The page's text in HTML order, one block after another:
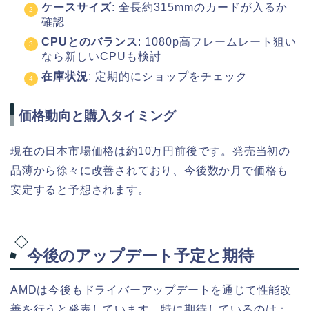
ケースサイズ: 全長約315mmのカードが入るか
確認
CPUとのバランス: 1080p高フレームレート狙い
なら新しいCPUも検討
在庫状況: 定期的にショップをチェック
価格動向と購入タイミング
現在の日本市場価格は約10万円前後です。発売当初の
品薄から徐々に改善されており、今後数か月で価格も
安定すると予想されます。
今後のアップデート予定と期待
AMDは今後もドライバーアップデートを通じて性能改